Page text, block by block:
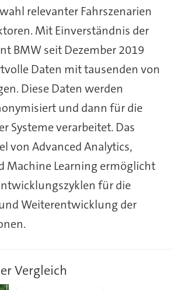
relevanter Fahrszenarien
Mit Einverständnis der
BMW seit Dezember 2019
Daten mit tausenden von
Diese Daten werden
und dann für die
Systeme verarbeitet. Das
von Advanced Analytics,
Machine Learning ermöglicht
für die
Weiterentwicklung der
Vergleich